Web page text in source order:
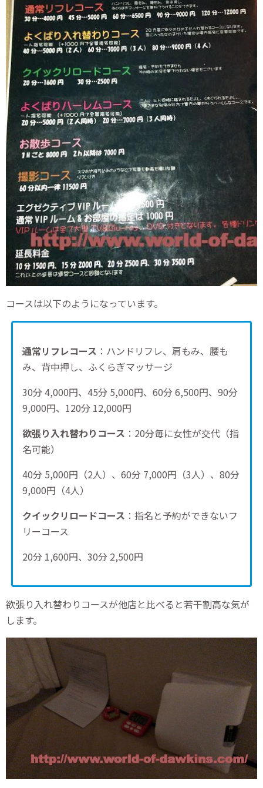
コースは以下のようになっています。
通常リフレコース ：ハンドリフレ、肩もみ、腰も
み、背中押し、ふくらぎマッサージ
30分 4,000円、45分 5,000円、60分 6,500円、90分
9,000円、120分 12,000円
欲張り入れ替わりコース ：20分毎に女性が交代（指
名可能）
40分 5,000円（2人）、60分 7,000円（3人）、80分
9,000円（4人）
クイックリロードコース ：指名と予約ができないフ
リーコース
20分 1,600円、30分 2,500円
欲張り入れ替わりコースが他店と比べると若干割高な気が
します。